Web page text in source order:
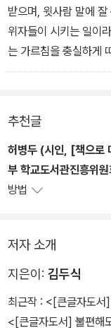
받으며, 윗사람 말에
위자들이 시키는 일이
는 가르침을 충실하게
이 사회에서 왕따당하
은 것인지를 판단할 수
연구실에서 자기 몸에
것 없이 '야, 이 씨방쉐
지켜낼 수 있습니다. 그
2장 국가란 이름의 괴
추천글
허병두 (시인, [책으로
부 학교도서관진흥위
방법
저자 소개
지은이: 김두식
최근작 : <[큰글자도서
<[큰글자도서] 불편해